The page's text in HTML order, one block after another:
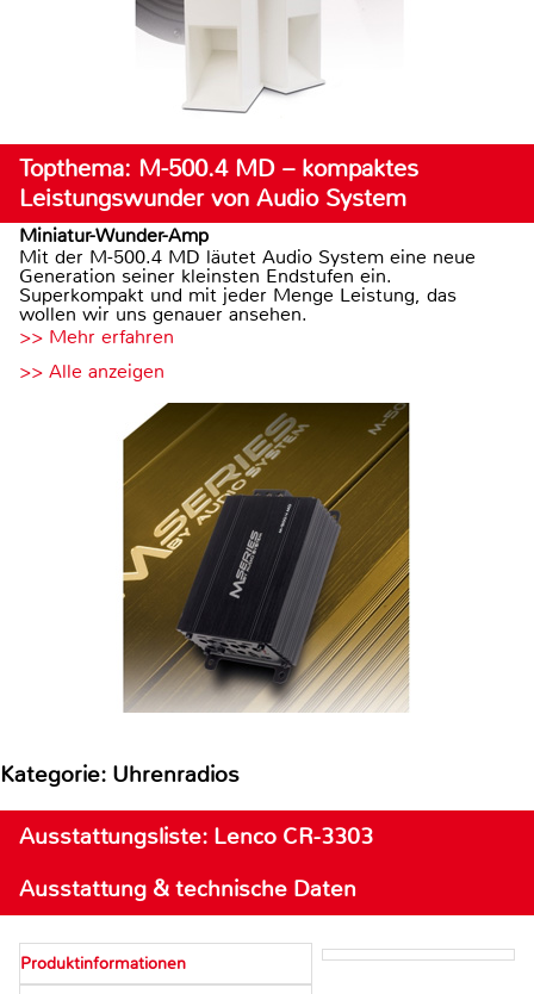
Topthema: M-500.4 MD – kompaktes
Leistungswunder von Audio System
Miniatur-Wunder-Amp
Mit der M-500.4 MD läutet Audio System eine neue
Generation seiner kleinsten Endstufen ein.
Superkompakt und mit jeder Menge Leistung, das
wollen wir uns genauer ansehen.
>> Mehr erfahren
>> Alle anzeigen
Kategorie: Uhrenradios
Ausstattungsliste: Lenco CR-3303
Ausstattung & technische Daten
Produktinformationen